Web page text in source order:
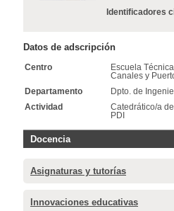
Identificadores
Datos de adscripción
Centro
Escuela
Canales y
Departamento
Dpto. de
Actividad
Catedrático/a
PDI
Docencia
Asignaturas y tutorías
Innovaciones educativas